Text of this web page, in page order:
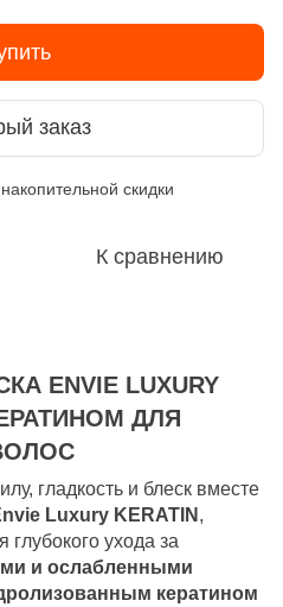
заказ
скидки
К сравнению
ENVIE LUXURY
ДЛЯ
гладкость и блеск вместе
Luxury KERATIN ,
глубокого ухода за
и ослабленными
кератином